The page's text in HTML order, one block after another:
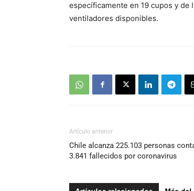
específicamente en 19 cupos y
ventiladores disponibles.
Artículo anterior
Chile alcanza 225.103 personas
3.841 fallecidos por coronavirus